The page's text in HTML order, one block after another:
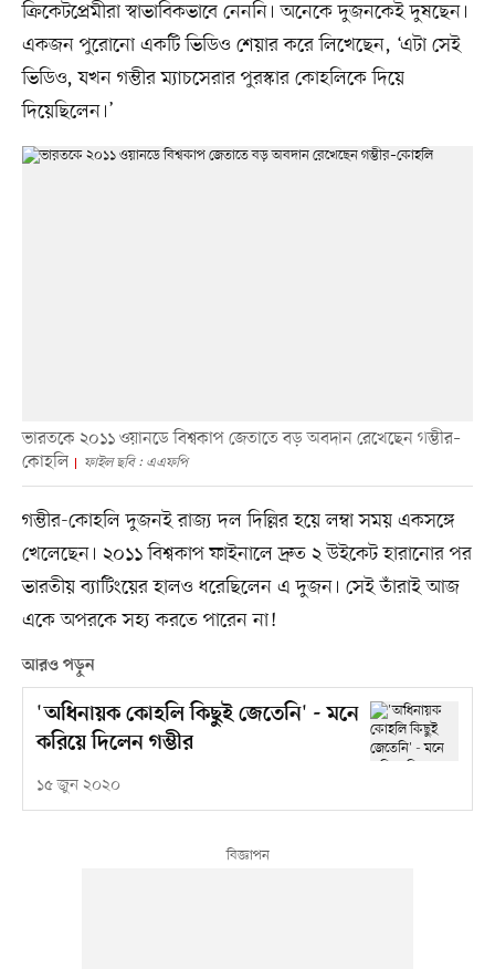
ক্রিকেটপ্রেমীরা স্বাভাবিকভাবে নেননি। অনেকে দুজনকেই দুষছেন।
একজন পুরোনো একটি ভিডিও শেয়ার করে লিখেছেন, ‘এটা সেই
ভিডিও, যখন গম্ভীর ম্যাচসেরার পুরস্কার কোহলিকে দিয়ে
দিয়েছিলেন।’
ভারতকে ২০১১ ওয়ানডে বিশ্বকাপ জেতাতে বড় অবদান রেখেছেন গম্ভীর–
কোহলি
ফাইল ছবি : এএফপি
গম্ভীর-কোহলি দুজনই রাজ্য দল দিল্লির হয়ে লম্বা সময় একসঙ্গে
খেলেছেন। ২০১১ বিশ্বকাপ ফাইনালে দ্রুত ২ উইকেট হারানোর পর
ভারতীয় ব্যাটিংয়ের হালও ধরেছিলেন এ দুজন। সেই তাঁরাই আজ
একে অপরকে সহ্য করতে পারেন না!
আরও পড়ুন
'অধিনায়ক কোহলি কিছুই জেতেনি' - মনে
করিয়ে দিলেন গম্ভীর
১৫ জুন ২০২০